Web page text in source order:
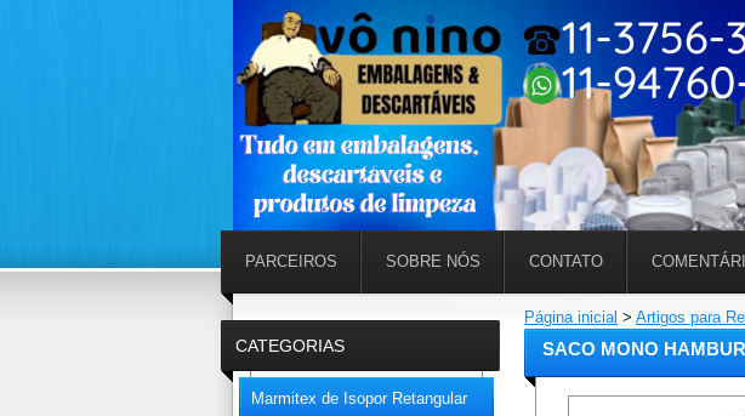
Página inicial > Artigos para
SACO MONO
CATEGORIAS
Marmitex de Isopor Retangular
PARCEIROS SOBRE NÓS CONTATO